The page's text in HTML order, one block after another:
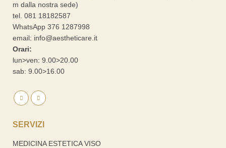
m dalla nostra sede)
tel. 081 18182587
WhatsApp 376 1287998
email: info@aestheticare.it
Orari:
lun>ven: 9.00>20.00
sab: 9.00>16.00
SERVIZI
MEDICINA ESTETICA VISO